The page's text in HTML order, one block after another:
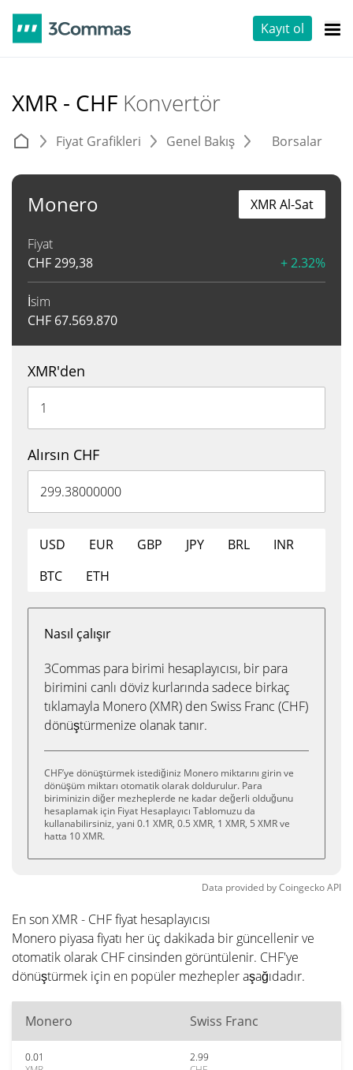
Kayıt ol
XMR - CHF Konvertör
Fiyat Grafikleri Genel Bakış Borsalar
Monero
Fiyat
CHF299,38 + 2.32%
İsim
CHF 67.569.870
XMR Al-Sat
XMR'den
Alırsın CHF
USD EUR GBP JPY BRL
INR
BTC
ETH
Nasıl çalışır
3Commas para birimi hesaplayıcısı, bir para
birimini canlı döviz kurlarında sadece birkaç
tıklamayla Monero (XMR) den Swiss Franc (CHF)
dönüştürmenize olanak tanır.
CHF’ye dönüştürmek istediğiniz Monero miktarını girin ve
dönüşüm miktarı otomatik olarak doldurulur. Para
biriminizin diğer mezheplerde ne kadar değerli olduğunu
hesaplamak için Fiyat Hesaplayıcı Tablomuzu da
kullanabilirsiniz, yani 0.1 XMR, 0.5 XMR, 1 XMR, 5 XMR ve
hatta 10 XMR.
Data provided byCoingeckoAPI
En son XMR - CHF fiyat hesaplayıcısı
Monero piyasa fiyatı her üç dakikada bir güncellenir ve
otomatik olarak CHF cinsinden görüntülenir. CHF'ye
dönüştürmek için en popüler mezhepler aşağıdadır.
Monero Swiss Franc
0.01
2.99